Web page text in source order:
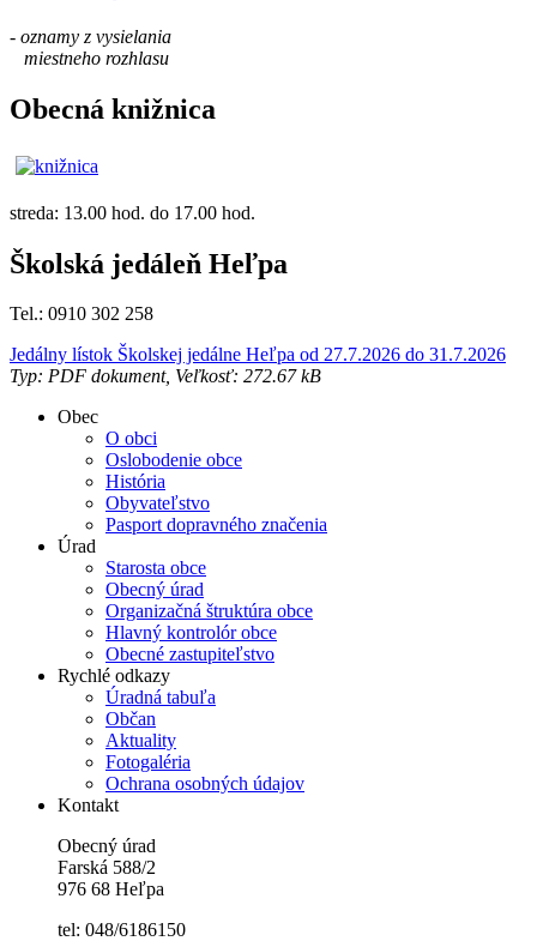
- oznamy z vysielania
miestneho rozhlasu
Obecná knižnica
streda: 13.00 hod. do 17.00 hod.
Školská jedáleň Heľpa
Tel.: 0910 302 258
Jedálny lístok Školskej jedálne Heľpa od 27.7.2026 do 31.7.2026
Typ: PDF dokument, Veľkosť: 272.67 kB
Obec
O obci
Oslobodenie obce
História
Obyvateľstvo
Pasport dopravného značenia
Úrad
Starosta obce
Obecný úrad
Organizačná štruktúra obce
Hlavný kontrolór obce
Obecné zastupiteľstvo
Rychlé odkazy
Úradná tabuľa
Občan
Aktuality
Fotogaléria
Ochrana osobných údajov
Kontakt
Obecný úrad
Farská 588/2
976 68 Heľpa
tel: 048/6186150